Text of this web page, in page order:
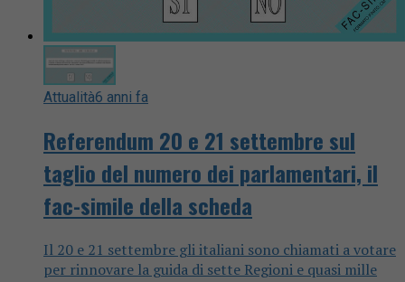
Attualità6 anni fa
Referendum 20 e 21 settembre sul
taglio del numero dei parlamentari, il
fac-simile della scheda
Il 20 e 21 settembre gli italiani sono chiamati a votare
per rinnovare la guida di sette Regioni e quasi mille